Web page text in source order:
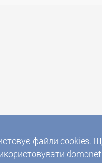
файли cookies.